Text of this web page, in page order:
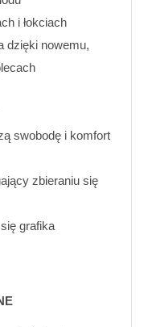
i łokciach
dzięki nowemu,
swobodę i komfort
zbieraniu się
grafika